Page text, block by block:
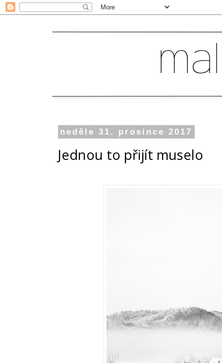
neděle 31. prosince 2017
Jednou to přijít muselo